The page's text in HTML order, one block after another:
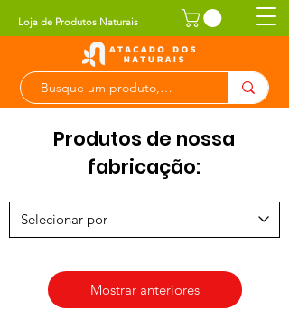
Loja de Produtos Naturais
Produtos de nossa
fabricação:
Mostrar anteriores